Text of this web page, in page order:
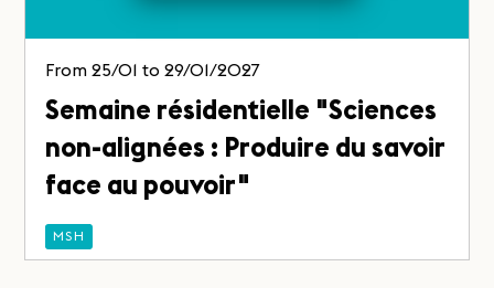
From 25/01 to 29/01/2027
Semaine résidentielle "Sciences
non-alignées : Produire du savoir
face au pouvoir"
MSH